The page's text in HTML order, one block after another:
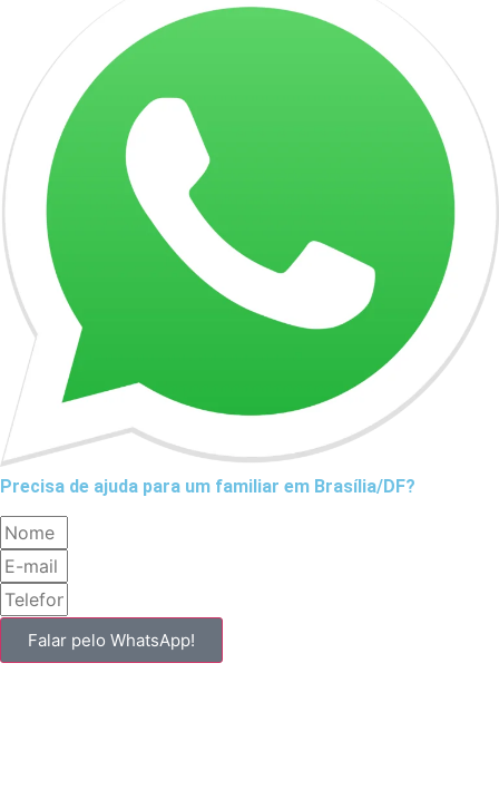
Precisa de ajuda para um familiar em Brasília/DF?
Falar pelo WhatsApp!